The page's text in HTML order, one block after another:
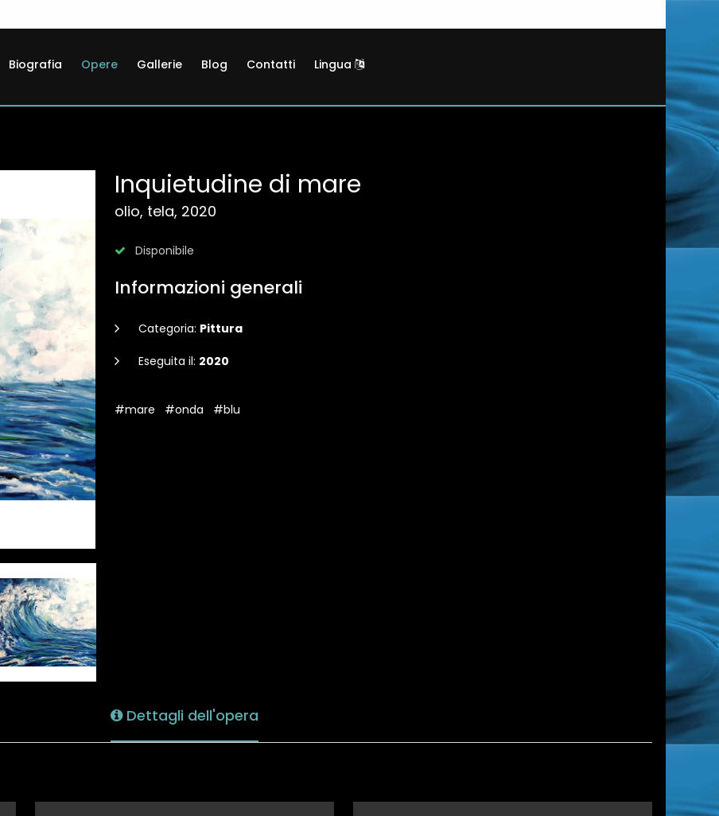
Biografia Opere Gallerie Blog Contatti Lingua
Inquietudine di mare
olio, tela, 2020
Disponibile
Informazioni generali
Categoria: Pittura
Eseguita il: 2020
#mare #onda #blu
Dettagli dell'opera